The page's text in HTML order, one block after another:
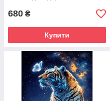
680 ₴
Купити